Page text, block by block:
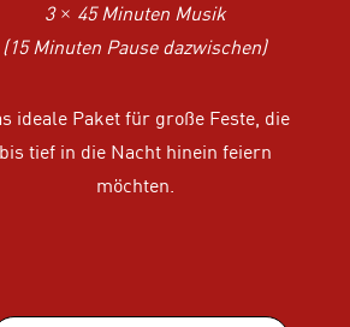
3 × 45 Minuten Musik
(15 Minuten Pause dazwischen)
ideale Paket für große Feste, die
tief in die Nacht hinein feiern
möchten.